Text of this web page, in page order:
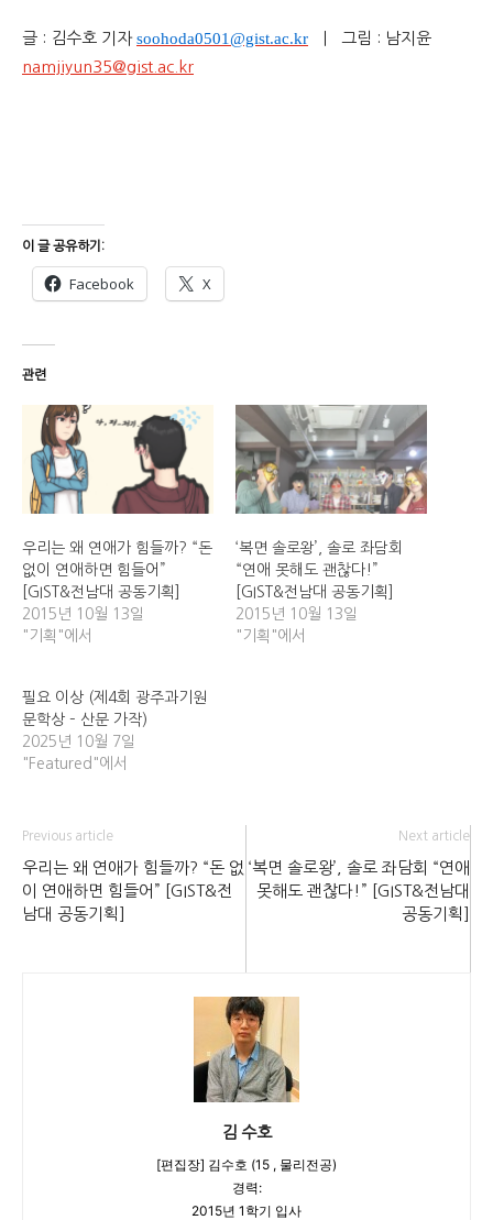
글 : 김수호 기자 soohoda0501@gist.ac.kr ㅣ 그림 : 남지윤
namjiyun35@gist.ac.kr
이 글 공유하기:
Facebook X
관련
우리는 왜 연애가 힘들까? “돈
없이 연애하면 힘들어”
[GIST&전남대 공동기획]
2015년 10월 13일
"기획"에서
‘복면 솔로왕’, 솔로 좌담회
“연애 못해도 괜찮다!”
[GIST&전남대 공동기획]
2015년 10월 13일
"기획"에서
필요 이상 (제4회 광주과기원
문학상 – 산문 가작)
2025년 10월 7일
"Featured"에서
Previous article
우리는 왜 연애가 힘들까? “돈 없
이 연애하면 힘들어” [GIST&전
남대 공동기획]
Next article
‘복면 솔로왕’, 솔로 좌담회 “연애
못해도 괜찮다!” [GIST&전남대
공동기획]
김 수호
[편집장] 김수호 (15 , 물리전공)
경력:
2015년 1학기 입사